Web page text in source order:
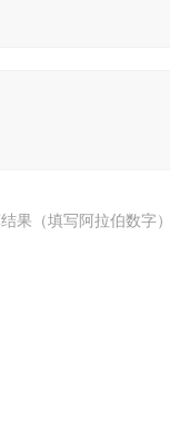
果（填写阿拉伯数字